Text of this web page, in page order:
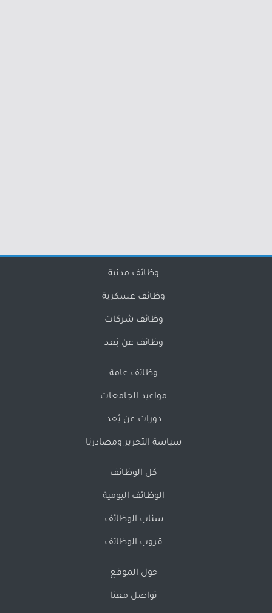
وظائف مدنية
وظائف عسكرية
وظائف شركات
وظائف عن بُعد
وظائف عامة
مواعيد الجامعات
دورات عن بُعد
سياسة التحرير ومصادرنا
كل الوظائف
الوظائف اليومية
سناب الوظائف
قروب الوظائف
حول الموقع
تواصل معنا